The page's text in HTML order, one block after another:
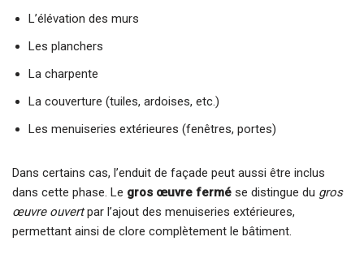
L’élévation des murs
Les planchers
La charpente
La couverture (tuiles, ardoises, etc.)
Les menuiseries extérieures (fenêtres, portes)
Dans certains cas, l’enduit de façade peut aussi être inclus
dans cette phase. Le gros œuvre fermé se distingue du gros
œuvre ouvertpar l’ajout des menuiseries extérieures,
permettant ainsi de clore complètement le bâtiment.